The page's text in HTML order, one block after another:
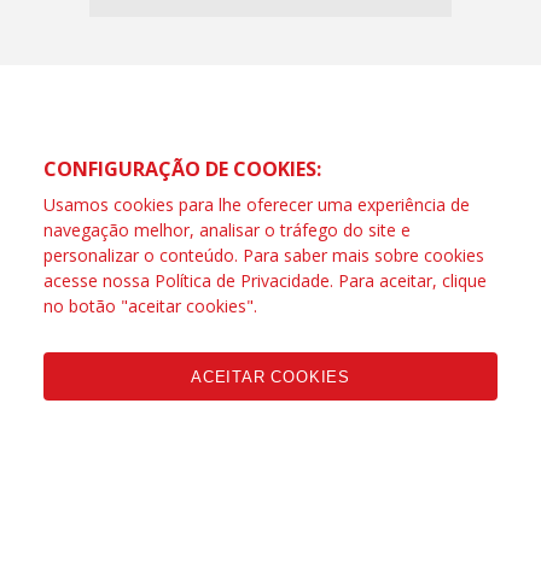
CONFIGURAÇÃO DE COOKIES:
Usamos cookies para lhe oferecer uma experiência de
navegação melhor, analisar o tráfego do site e
personalizar o conteúdo. Para saber mais sobre cookies
acesse nossa Política de Privacidade. Para aceitar, clique
no botão "aceitar cookies".
ACEITAR COOKIES